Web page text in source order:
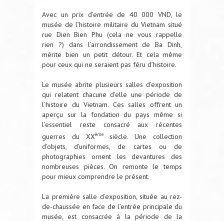
Avec un prix d’entrée de 40 000 VND, le
musée de l’histoire militaire du Vietnam situé
rue Dien Bien Phu (cela ne vous rappelle
rien ?) dans l’arrondissement de Ba Dinh,
mérite bien un petit détour. Et cela même
pour ceux qui ne seraient pas féru d’histoire.
Le musée abrite plusieurs salles d’exposition
qui relatent chacune d’elle une période de
l’histoire du Vietnam. Ces salles offrent un
aperçu sur la fondation du pays même si
l’essentiel reste consacré aux récentes
guerres du XXèmesiècle. Une collection
d’objets, d’uniformes, de cartes ou de
photographies ornent les devantures des
nombreuses pièces. On remonte le temps
pour mieux comprendre le présent.
La première salle d’exposition, située au rez-
de-chaussée en face de l’entrée principale du
musée, est consacrée à la période de la